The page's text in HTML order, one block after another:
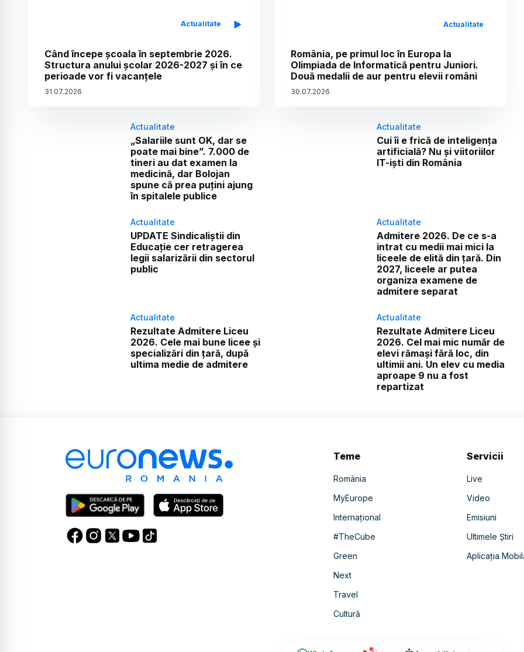
Actualitate
Când începe școala în septembrie 2026.
Structura anului școlar 2026-2027 și în ce
perioade vor fi vacanțele
31.07.2026
Actualitate
România, pe primul loc în Europa la
Olimpiada de Informatică pentru Juniori.
Două medalii de aur pentru elevii români
30.07.2026
Actualitate
„Salariile sunt OK, dar se
poate mai bine”. 7.000 de
tineri au dat examen la
medicină, dar Bolojan
spune că prea puțini ajung
în spitalele publice
Actualitate
Cui îi e frică de inteligența
artificială? Nu și viitoriilor
IT-iști din România
Actualitate
UPDATE Sindicaliștii din
Educație cer retragerea
legii salarizării din sectorul
public
Actualitate
Admitere 2026. De ce s-a
intrat cu medii mai mici la
liceele de elită din țară. Din
2027, liceele ar putea
organiza examene de
admitere separat
Actualitate
Rezultate Admitere Liceu
2026. Cele mai bune licee și
specializări din țară, după
ultima medie de admitere
Actualitate
Rezultate Admitere Liceu
2026. Cel mai mic număr de
elevi rămași fără loc, din
ultimii ani. Un elev cu media
aproape 9 nu a fost
repartizat
Teme
România
MyEurope
Internațional
#TheCube
Green
Next
Travel
Cultură
Servicii
Live
Video
Emisiuni
Ultimele Știri
Aplicația